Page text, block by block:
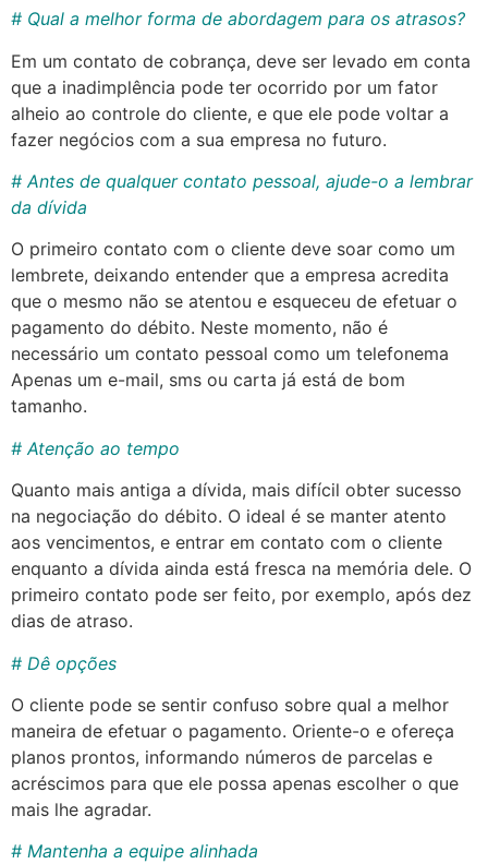
# Qual a melhor forma de abordagem para os atrasos?
Em um contato de cobrança, deve ser levado em conta
que a inadimplência pode ter ocorrido por um fator
alheio ao controle do cliente, e que ele pode voltar a
fazer negócios com a sua empresa no futuro.
# Antes de qualquer contato pessoal, ajude-o a lembrar
da dívida
O primeiro contato com o cliente deve soar como um
lembrete, deixando entender que a empresa acredita
que o mesmo não se atentou e esqueceu de efetuar o
pagamento do débito. Neste momento, não é
necessário um contato pessoal como um telefonema
Apenas um e-mail, sms ou carta já está de bom
tamanho.
# Atenção ao tempo
Quanto mais antiga a dívida, mais difícil obter sucesso
na negociação do débito. O ideal é se manter atento
aos vencimentos, e entrar em contato com o cliente
enquanto a dívida ainda está fresca na memória dele. O
primeiro contato pode ser feito, por exemplo, após dez
dias de atraso.
# Dê opções
O cliente pode se sentir confuso sobre qual a melhor
maneira de efetuar o pagamento. Oriente-o e ofereça
planos prontos, informando números de parcelas e
acréscimos para que ele possa apenas escolher o que
mais lhe agradar.
# Mantenha a equipe alinhada